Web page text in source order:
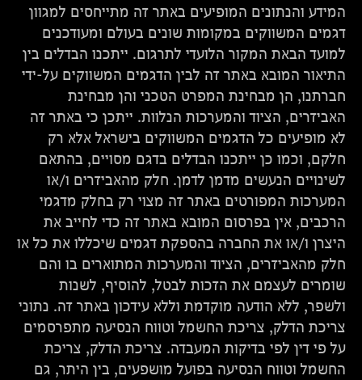
המידע והנתונים המופיעים באתר זה מתייחסים למגוון
דגמים המשווקים במקומות שונים בעולם ומעודכנים
למועד הבאת המקור הלועדי לתרגום. ייתכנו הבדלים בין
התיאור המובא באתר זה לבין הדגמים המשווקים על-ידי
חברתנו, הן מבחינת המפרט הטכני והן מבחינת
האביזרים, הציוד והמערכות הנלוות. ייתכן כי באתר זה
לא מופיעים כל הדגמים המשווקים בישראל אלא רק
חלקם, וכמו כן ייתכנו הבדלים בדגם מסויים, בהתאם
לשינויים הנעשים מדמן לדמן. חלק מהאביזרים ו/או
המערכות המפורטים באתר זה מצוי רק בחלק מדגמי
הרכבים, אין בפרסום המובא באתר זה כדי לחייב את
היצרן ו/או את החברה בהספקת דגמים שיכללו את כל או
חלק מהאביזרים, הציוד והמערכות המתוארים בו והם
שומרים לעצמם את הזכות לבטל, להוסיף, לשנות
ולשפר, ללא הודעה מוקדמת וללא עידכון באתר זה. נתוני
צריכת הדלק, צריכת החשמל וטווח הנסיעה מתפרסמים
על פי דין לפי בדיקות המעבדה. צריכת הדלק, צריכת
החשמל וטווח הנסיעה בפועל מושפעים, בין היתר, גם